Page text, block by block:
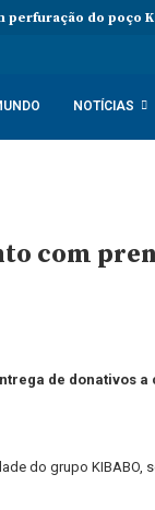
perfuração do poço
NOTÍCIAS
com
de donativos
do grupo